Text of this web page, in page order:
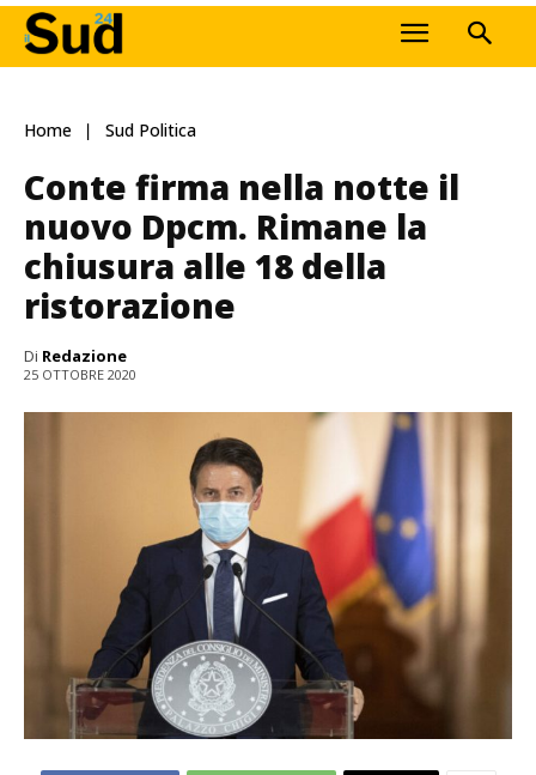
Home Sud Politica
Conte firma nella notte il
nuovo Dpcm. Rimane la
chiusura alle 18 della
ristorazione
Di Redazione
25 OTTOBRE 2020